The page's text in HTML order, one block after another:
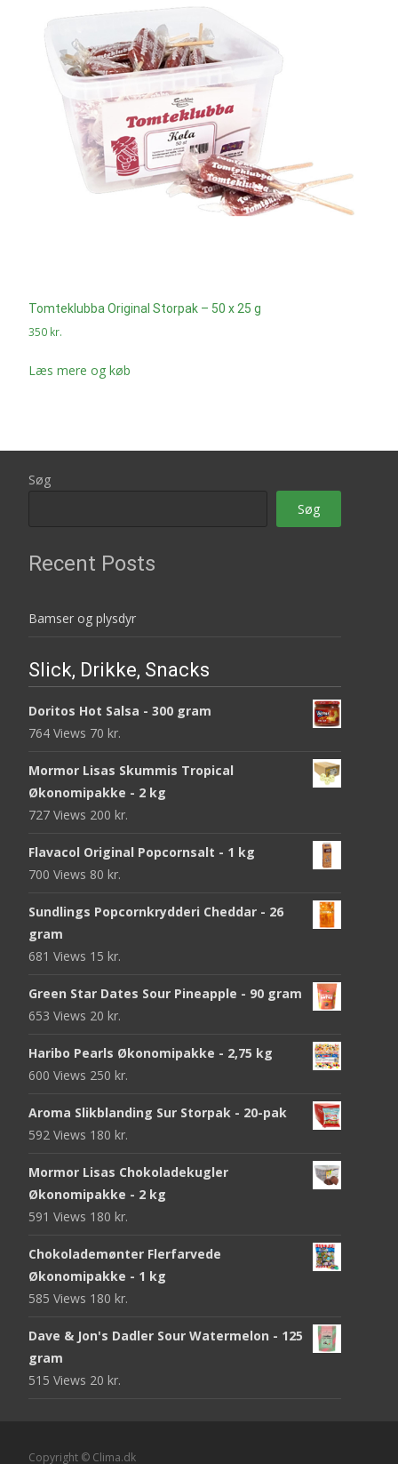
Tomteklubba Original Storpak – 50 x 25 g
350 kr.
Læs mere og køb
Søg
Søg
Recent Posts
Bamser og plysdyr
Slick, Drikke, Snacks
Doritos Hot Salsa - 300 gram
764 Views 70 kr.
Mormor Lisas Skummis Tropical
Økonomipakke - 2 kg
727 Views 200 kr.
Flavacol Original Popcornsalt - 1 kg
700 Views 80 kr.
Sundlings Popcornkrydderi Cheddar - 26
gram
681 Views 15 kr.
Green Star Dates Sour Pineapple - 90 gram
653 Views 20 kr.
Haribo Pearls Økonomipakke - 2,75 kg
600 Views 250 kr.
Aroma Slikblanding Sur Storpak - 20-pak
592 Views 180 kr.
Mormor Lisas Chokoladekugler
Økonomipakke - 2 kg
591 Views 180 kr.
Chokolademønter Flerfarvede
Økonomipakke - 1 kg
585 Views 180 kr.
Dave & Jon's Dadler Sour Watermelon - 125
gram
515 Views 20 kr.
Copyright © Clima.dk